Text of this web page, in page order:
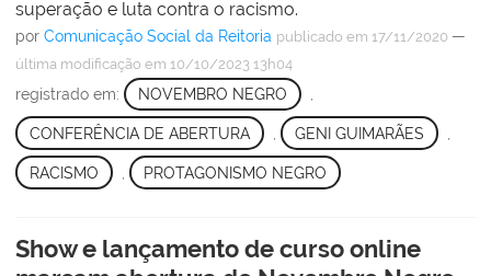
superação e luta contra o racismo.
por Comunicação Social da Reitoria publicado em 17/11/2020 —
última modificação em 10/10/2023 13h04
registrado em: NOVEMBRO NEGRO
CONFERÊNCIA DE ABERTURA GENI GUIMARÃES
RACISMO PROTAGONISMO NEGRO
Show e lançamento de curso online